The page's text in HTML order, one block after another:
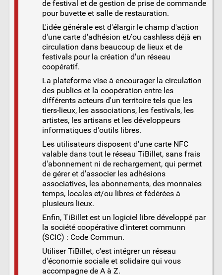
de festival et de gestion de prise de commande
pour buvette et salle de restauration.
L'idée générale est d'élargir le champ d'action
d'une carte d'adhésion et/ou cashless déjà en
circulation dans beaucoup de lieux et de
festivals pour la création d'un réseau
coopératif.
La plateforme vise à encourager la circulation
des publics et la coopération entre les
différents acteurs d'un territoire tels que les
tiers-lieux, les associations, les festivals, les
artistes, les artisans et les développeurs
informatiques d'outils libres.
Les utilisateurs disposent d'une carte NFC
valable dans tout le réseau TiBillet, sans frais
d'abonnement ni de rechargement, qui permet
de gérer et d'associer les adhésions
associatives, les abonnements, des monnaies
temps, locales et/ou libres et fédérées à
plusieurs lieux.
Enfin, TiBillet est un logiciel libre développé par
la société coopérative d'interet communn
(SCIC) : Code Commun.
Utiliser TiBillet, c'est intégrer un réseau
d'économie sociale et solidaire qui vous
accompagne de A à Z.